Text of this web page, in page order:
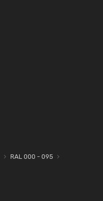
RAL 000 - 095